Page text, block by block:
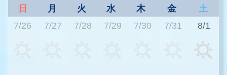
日 月 火 水 木 金
土
7/26
7/27 7/28 7/29 7/30 7/31 8/1